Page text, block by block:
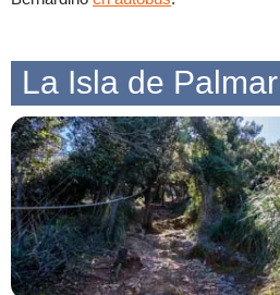
La Isla de